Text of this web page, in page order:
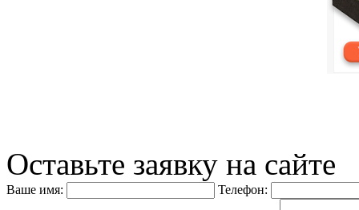
Оставьте заявку на сайте
Ваше имя: Телефон: